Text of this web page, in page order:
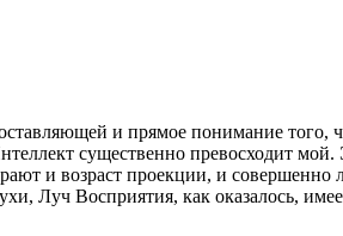
и прямое понимание того,
существенно превосходит мой.
и возраст проекции, и совершенно
Луч Восприятия, как оказалось,